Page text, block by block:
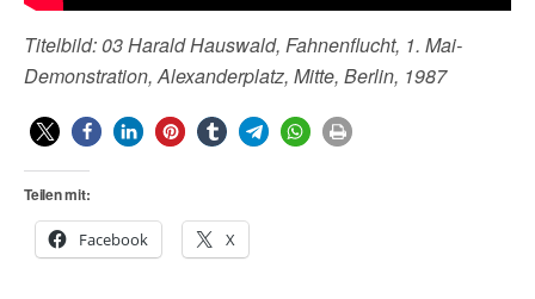
Titelbild: 03 Harald Hauswald, Fahnenflucht, 1. Mai-
Demonstration, Alexanderplatz, Mitte, Berlin, 1987
Teilen mit:
Facebook X